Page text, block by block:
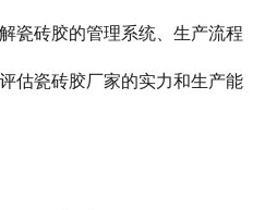
瓷砖胶的管理系统、生产流程
估瓷砖胶厂家的实力和生产能